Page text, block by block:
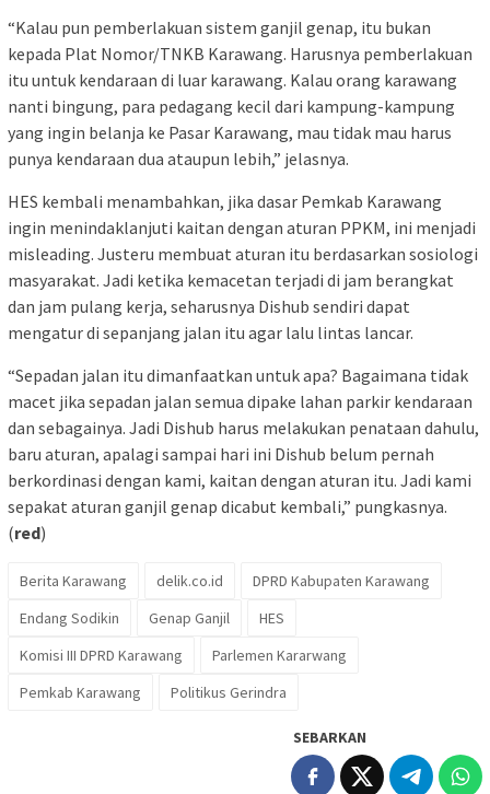
“Kalau pun pemberlakuan sistem ganjil genap, itu bukan
kepada Plat Nomor/TNKB Karawang. Harusnya pemberlakuan
itu untuk kendaraan di luar karawang. Kalau orang karawang
nanti bingung, para pedagang kecil dari kampung-kampung
yang ingin belanja ke Pasar Karawang, mau tidak mau harus
punya kendaraan dua ataupun lebih,” jelasnya.
HES kembali menambahkan, jika dasar Pemkab Karawang
ingin menindaklanjuti kaitan dengan aturan PPKM, ini menjadi
misleading. Justeru membuat aturan itu berdasarkan sosiologi
masyarakat. Jadi ketika kemacetan terjadi di jam berangkat
dan jam pulang kerja, seharusnya Dishub sendiri dapat
mengatur di sepanjang jalan itu agar lalu lintas lancar.
“Sepadan jalan itu dimanfaatkan untuk apa? Bagaimana tidak
macet jika sepadan jalan semua dipake lahan parkir kendaraan
dan sebagainya. Jadi Dishub harus melakukan penataan dahulu,
baru aturan, apalagi sampai hari ini Dishub belum pernah
berkordinasi dengan kami, kaitan dengan aturan itu. Jadi kami
sepakat aturan ganjil genap dicabut kembali,” pungkasnya.
(red)
Berita Karawang delik.co.id
DPRD Kabupaten Karawang
Endang Sodikin
Genap Ganjil
HES
Komisi III DPRD Karawang
Parlemen Kararwang
Pemkab Karawang
Politikus Gerindra
SEBARKAN